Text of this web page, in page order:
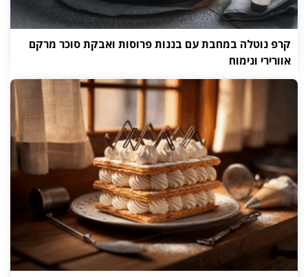
קרפ נוטלה במחבת עם בננות פרוסות ואבקת סוכר מרקם
אוורירי ונימוח